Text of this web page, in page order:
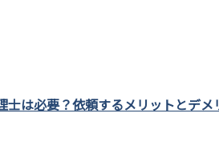
士は必要？依頼するメリットとデメ